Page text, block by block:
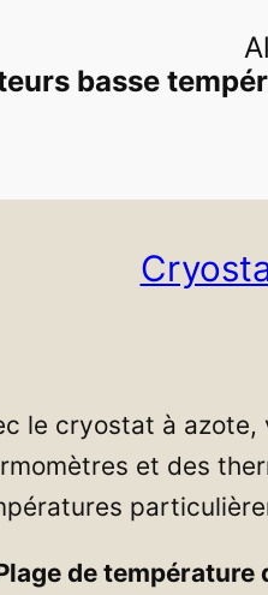
basse
le cryostat à
et des
de température